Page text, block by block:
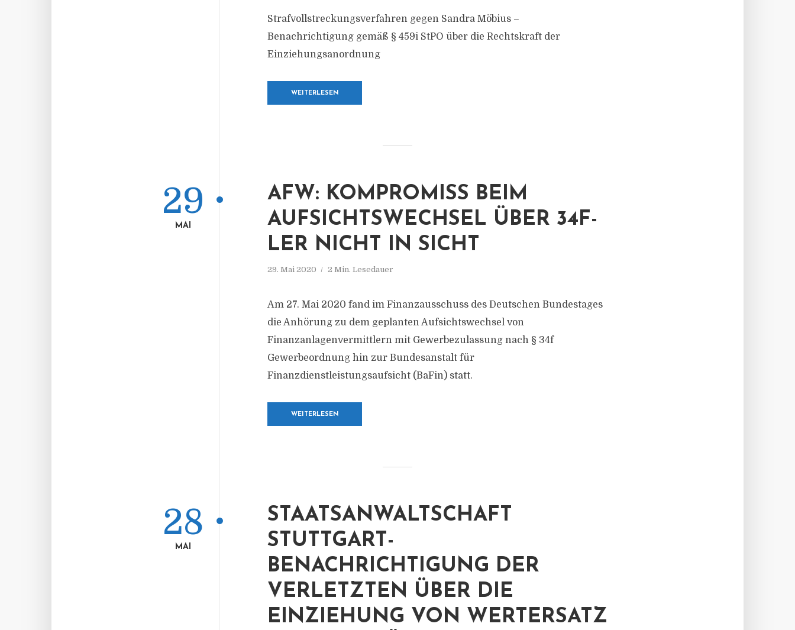
Strafvollstreckungsverfahren gegen Sandra Möbius –
Benachrichtigung gemäß § 459i StPO über die Rechtskraft der
Einziehungsanordnung
WEITERLESEN
AFW: KOMPROMISS BEIM
AUFSICHTSWECHSEL ÜBER 34F-
LER NICHT IN SICHT
29. Mai 2020 2 Min. Lesedauer
29
MAI
Am 27. Mai 2020 fand im Finanzausschuss des Deutschen Bundestages
die Anhörung zu dem geplanten Aufsichtswechsel von
Finanzanlagenvermittlern mit Gewerbezulassung nach § 34f
Gewerbeordnung hin zur Bundesanstalt für
Finanzdienstleistungsaufsicht (BaFin) statt.
WEITERLESEN
STAATSANWALTSCHAFT
STUTTGART-
BENACHRICHTIGUNG DER
VERLETZTEN ÜBER DIE
EINZIEHUNG VON WERTERSATZ
28
MAI